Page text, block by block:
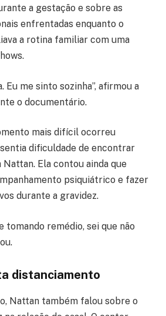
a gestação e sobre as
enfrentadas enquanto o
a rotina familiar com uma
Eu me sinto sozinha”, afirmou a
o documentário.
mais difícil ocorreu
dificuldade de encontrar
Ela contou ainda que
psiquiátrico e fazer
durante a gravidez.
tomando remédio, sei que não
distanciamento
Nattan também falou sobre o